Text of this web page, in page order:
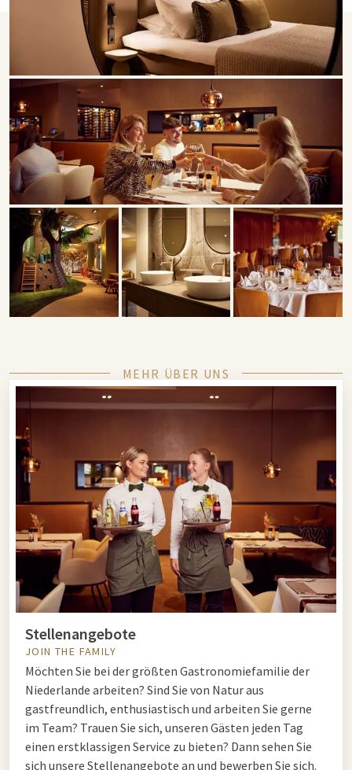
MEHR ÜBER UNS
Stellenangebote
JOIN THE FAMILY
Möchten Sie bei der größten Gastronomiefamilie der
Niederlande arbeiten? Sind Sie von Natur aus
gastfreundlich, enthusiastisch und arbeiten Sie gerne
im Team? Trauen Sie sich, unseren Gästen jeden Tag
einen erstklassigen Service zu bieten? Dann sehen Sie
sich unsere Stellenangebote an und bewerben Sie sich.